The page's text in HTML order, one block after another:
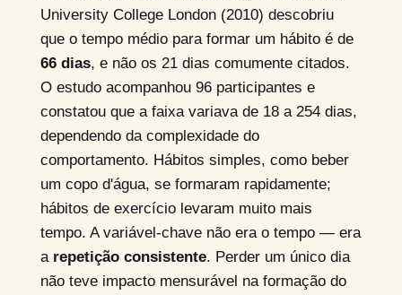
University College London (2010) descobriu
que o tempo médio para formar um hábito é de
66 dias, e não os 21 dias comumente citados.
O estudo acompanhou 96 participantes e
constatou que a faixa variava de 18 a 254 dias,
dependendo da complexidade do
comportamento. Hábitos simples, como beber
um copo d'água, se formaram rapidamente;
hábitos de exercício levaram muito mais
tempo. A variável-chave não era o tempo — era
a repetição consistente. Perder um único dia
não teve impacto mensurável na formação do